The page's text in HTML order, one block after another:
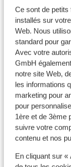
Ce sont de petits
installés sur
Web. Nous
standard pour
Avec votre
GmbH
notre site Web,
les informations
marketing pour
pour
1ère et de 3ème
suivre votre
contenu et nos
En cliquant sur
* ATTENTION !
Tous les
Passenger
minimum 24
trouverez ce
Capitale :
La capitale est
Horaire :
Il y a une heure